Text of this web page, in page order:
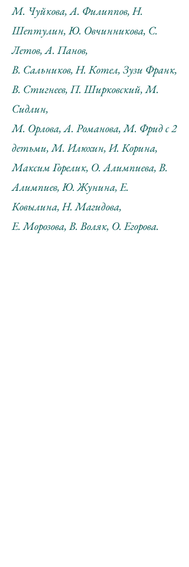
М. Чуйкова, А. Филиппов, Н.
Шептулин, Ю. Овчинникова, С.
Летов, А. Панов,
В. Сальников, Н. Котел, Зузи Франк,
В. Стигнеев, П. Ширковский, М.
Сидлин,
М. Орлова, А. Романова, М. Фрид с 2
детьми, М. Илюхин, И. Корина,
Максим Горелик, О. Алимпиева, В.
Алимпиев, Ю. Жунина, Е.
Ковылина, Н. Магидова,
Е. Морозова, В. Воляк, О. Егорова.